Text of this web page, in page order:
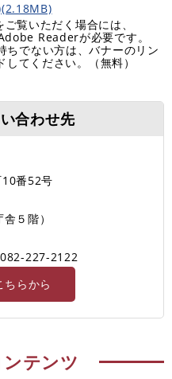
覧いただく場合には、
Readerが必要です。
でない方は、バナーのリン
てください。（無料）
合わせ先
番52号
５階）
227-2122
ちらから
テンツ